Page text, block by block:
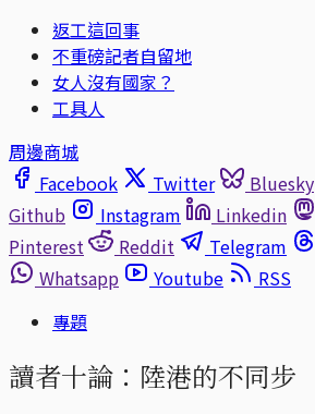
返工這回事
不重磅記者自留地
女人沒有國家？
工具人
周邊商城
Facebook
Twitter Bluesky
Github
Instagram Linkedin
Pinterest
Reddit Telegram
Whatsapp
Youtube
RSS
專題
讀者十論：陸港的不同步